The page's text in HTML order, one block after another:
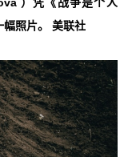
）凭《战争是个人
幅照片。 美联社